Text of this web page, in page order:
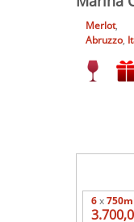
Merlot,
Abruzzo,
6x